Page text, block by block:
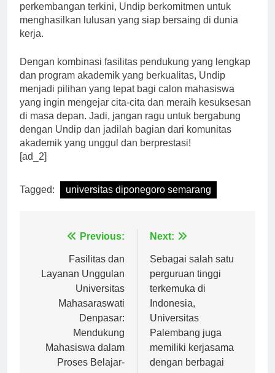
perkembangan terkini, Undip berkomitmen untuk
menghasilkan lulusan yang siap bersaing di dunia
kerja.
Dengan kombinasi fasilitas pendukung yang lengkap
dan program akademik yang berkualitas, Undip
menjadi pilihan yang tepat bagi calon mahasiswa
yang ingin mengejar cita-cita dan meraih kesuksesan
di masa depan. Jadi, jangan ragu untuk bergabung
dengan Undip dan jadilah bagian dari komunitas
akademik yang unggul dan berprestasi!
[ad_2]
Tagged: universitas diponegoro semarang
NavigasiPrevious:
Fasilitas dan
Layanan Unggulan
Universitas
Mahasaraswati
Denpasar:
Mendukung
Mahasiswa dalam
Proses Belajar-
Next:
Sebagai salah satu
perguruan tinggi
terkemuka di
Indonesia,
Universitas
Palembang juga
memiliki kerjasama
dengan berbagai